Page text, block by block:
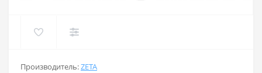
Производитель:ZETA